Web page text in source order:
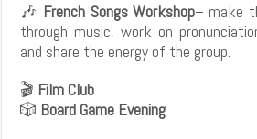
🎶 French Songs Workshop– make
through music, work on
and share the energy of the group.
🎬 Film Club
🎲 Board Game Evening